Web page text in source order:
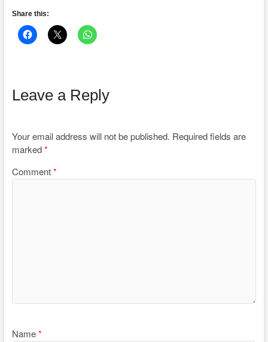
Share this:
Leave a Reply
Your email address will not be published. Required fields are
marked*
Comment*
Name*